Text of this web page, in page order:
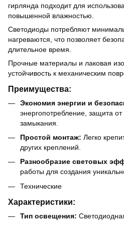
гирлянда подходит для
повышенной влажностью.
Светодиоды потребляют
нагреваются, что позволяет
длительное время.
Прочные материалы и лаковая
устойчивость к механическим
Преимущества:
Экономия энергии и
энергопотребление, защита от
замыкания.
Простой монтаж: Легко
других креплений.
Разнообразие световых
работы для создания
Технические
Характеристики:
Тип освещения: